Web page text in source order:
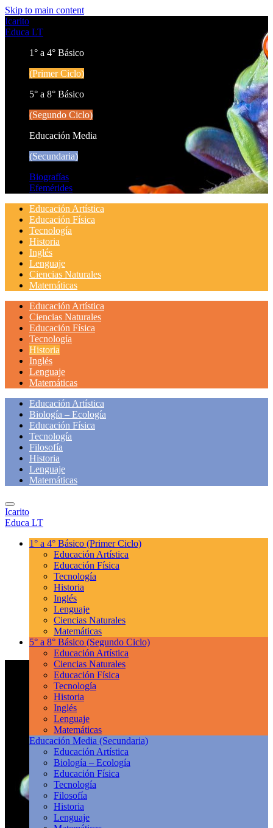
Skip to main content
Icarito
Educa LT
1° a 4° Básico
(Primer Ciclo)
5° a 8° Básico
(Segundo Ciclo)
Educación Media
(Secundaria)
Biografías
Efemérides
Educación Artística
Educación Física
Tecnología
Historia
Inglés
Lenguaje
Ciencias Naturales
Matemáticas
Educación Artística
Ciencias Naturales
Educación Física
Tecnología
Historia
Inglés
Lenguaje
Matemáticas
Educación Artística
Biología – Ecología
Educación Física
Tecnología
Filosofía
Historia
Lenguaje
Matemáticas
Icarito
Educa LT
1° a 4° Básico (Primer Ciclo)
Educación Artística
Educación Física
Tecnología
Historia
Inglés
Lenguaje
Ciencias Naturales
Matemáticas
5° a 8° Básico (Segundo Ciclo)
Educación Artística
Ciencias Naturales
Educación Física
Tecnología
Historia
Inglés
Lenguaje
Matemáticas
Educación Media (Secundaria)
Educación Artística
Biología – Ecología
Educación Física
Tecnología
Filosofía
Historia
Lenguaje